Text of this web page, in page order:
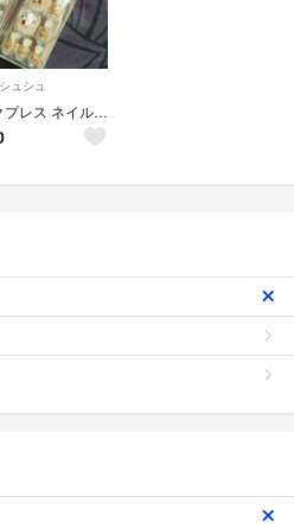
ュシュ
マジックプレス ネイルチップ フット Silver & Gold Sequin